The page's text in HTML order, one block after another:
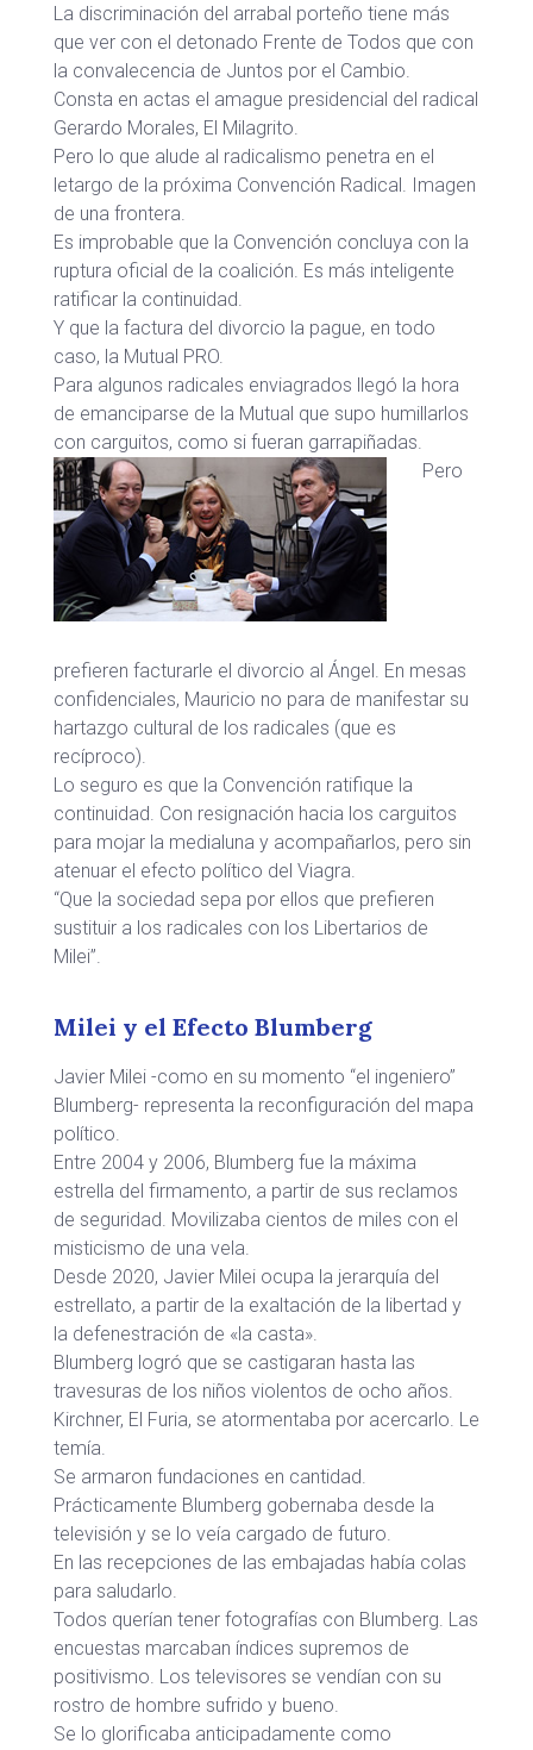
La discriminación del arrabal porteño tiene más
que ver con el detonado Frente de Todos que con
la convalecencia de Juntos por el Cambio.
Consta en actas el amague presidencial del radical
Gerardo Morales, El Milagrito.
Pero lo que alude al radicalismo penetra en el
letargo de la próxima Convención Radical. Imagen
de una frontera.
Es improbable que la Convención concluya con la
ruptura oficial de la coalición. Es más inteligente
ratificar la continuidad.
Y que la factura del divorcio la pague, en todo
caso, la Mutual PRO.
Para algunos radicales enviagrados llegó la hora
de emanciparse de la Mutual que supo humillarlos
con carguitos, como si fueran garrapiñadas.
Pero
prefieren facturarle el divorcio al Ángel. En mesas
confidenciales, Mauricio no para de manifestar su
hartazgo cultural de los radicales (que es
recíproco).
Lo seguro es que la Convención ratifique la
continuidad. Con resignación hacia los carguitos
para mojar la medialuna y acompañarlos, pero sin
atenuar el efecto político del Viagra.
“Que la sociedad sepa por ellos que prefieren
sustituir a los radicales con los Libertarios de
Milei”.
Milei y el Efecto Blumberg
Javier Milei -como en su momento “el ingeniero”
Blumberg- representa la reconfiguración del mapa
político.
Entre 2004 y 2006, Blumberg fue la máxima
estrella del firmamento, a partir de sus reclamos
de seguridad. Movilizaba cientos de miles con el
misticismo de una vela.
Desde 2020, Javier Milei ocupa la jerarquía del
estrellato, a partir de la exaltación de la libertad y
la defenestración de «la casta».
Blumberg logró que se castigaran hasta las
travesuras de los niños violentos de ocho años.
Kirchner, El Furia, se atormentaba por acercarlo. Le
temía.
Se armaron fundaciones en cantidad.
Prácticamente Blumberg gobernaba desde la
televisión y se lo veía cargado de futuro.
En las recepciones de las embajadas había colas
para saludarlo.
Todos querían tener fotografías con Blumberg. Las
encuestas marcaban índices supremos de
positivismo. Los televisores se vendían con su
rostro de hombre sufrido y bueno.
Se lo glorificaba anticipadamente como